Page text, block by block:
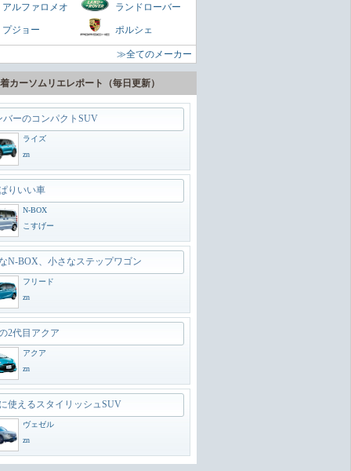
アルファロメオ ランドローバー
プジョー ポルシェ
≫全てのメーカー
カーソムリエレポート（毎日更新）
zn
どいいSUV
ヴェゼル
zn
バーのコンパクトSUV
ライズ
zn
りいい車
N-BOX
こすげー
N-BOX、小さなステップワゴン
フリード
zn
2代目アクア
アクア
zn
使えるスタイリッシュSUV
ヴェゼル
zn